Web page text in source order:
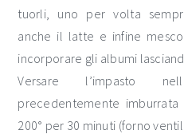
tuorli, uno per volta
anche il latte e infine
incorporare gli albumi
Versare l’impasto
precedentemente
200° per 30 minuti (forno